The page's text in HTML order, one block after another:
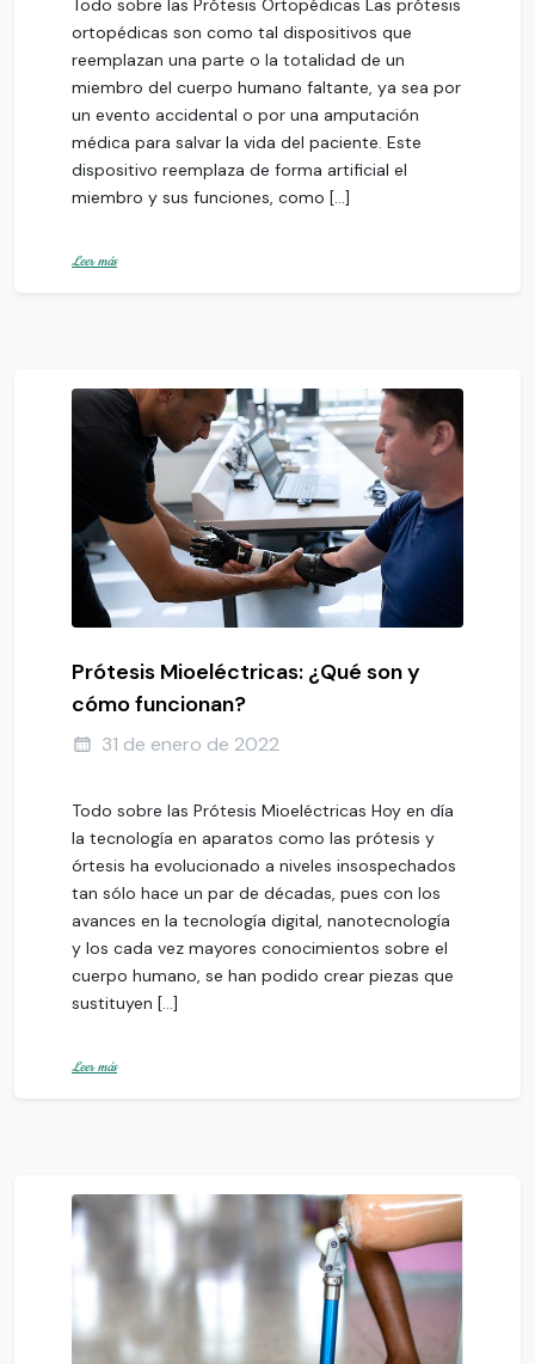
Todo sobre las Prótesis Ortopédicas Las prótesis
ortopédicas son como tal dispositivos que
reemplazan una parte o la totalidad de un
miembro del cuerpo humano faltante, ya sea por
un evento accidental o por una amputación
médica para salvar la vida del paciente. Este
dispositivo reemplaza de forma artificial el
miembro y sus funciones, como […]
Leer más
Prótesis Mioeléctricas: ¿Qué son y
cómo funcionan?
31 de enero de 2022
Todo sobre las Prótesis Mioeléctricas Hoy en día
la tecnología en aparatos como las prótesis y
órtesis ha evolucionado a niveles insospechados
tan sólo hace un par de décadas, pues con los
avances en la tecnología digital, nanotecnología
y los cada vez mayores conocimientos sobre el
cuerpo humano, se han podido crear piezas que
sustituyen […]
Leer más